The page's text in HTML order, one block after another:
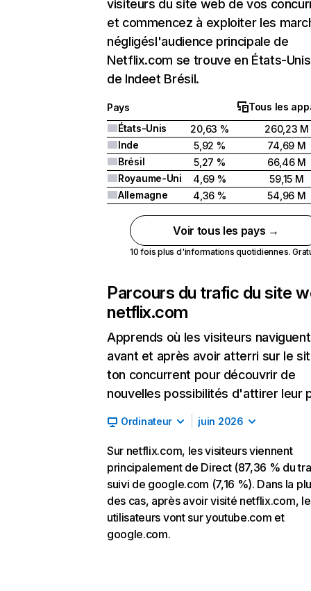
visiteurs du site web de vos
et commencez à exploiter les
négligésl'audience principale de
Netflix.com se trouve en États-
de Indeet Brésil.
Pays
Tous les
États-Unis
20,63 %
260,23 M
Inde
5,92 %
74,69 M
Brésil
5,27 %
66,46 M
Royaume-Uni
4,69 %
59,15 M
Allemagne
4,36 % 54,96 M
Voir tous les pays →
10 fois plus d'informations quotidiennes.
Parcours du trafic du site
netflix.com
Apprends où les visiteurs naviguent
avant et après avoir atterri sur le
ton concurrent pour découvrir de
nouvelles possibilités d'attirer leur
Ordinateur juin 2026
Sur netflix.com, les visiteurs viennent
principalement de Direct (87,36 % du
suivi de google.com (7,16 %). Dans la
des cas, après avoir visité netflix.com,
utilisateurs vont sur youtube.com et
google.com.